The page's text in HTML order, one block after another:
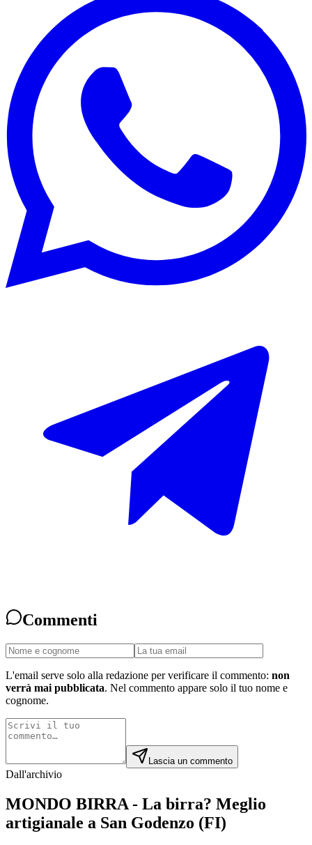
Commenti
L'email serve solo alla redazione per verificare il commento: non
verrà mai pubblicata. Nel commento appare solo il tuo nome e
cognome.
Lascia un commento
Dall'archivio
MONDO BIRRA - La birra? Meglio
artigianale a San Godenzo (FI)